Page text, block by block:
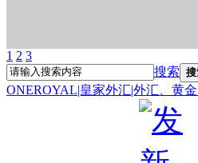
1 2 3
搜索
ONEROYAL|皇家外汇|外汇、黄